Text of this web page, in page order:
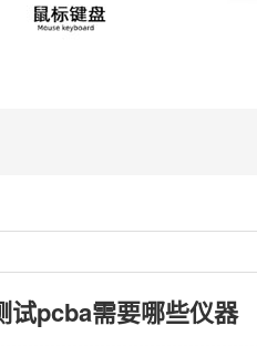
试pcba需要哪些仪器